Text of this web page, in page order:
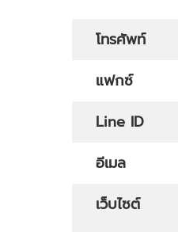
โทรศัพท์
แฟกซ์
Line ID
อีเมล
เว็บไซต์